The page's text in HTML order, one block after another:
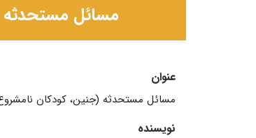
مسائل مستحدثه
عنوان
مسائل مستحدثه (جنین، کودکان
نویسنده